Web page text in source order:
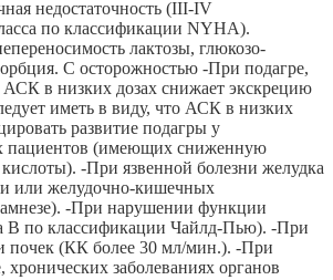
недостаточность (III-IV
по классификации NYHA).
лактозы, глюкозо-
С осторожностью -При подагре,
в низких дозах снижает экскрецию
иметь в виду, что АСК в низких
развитие подагры у
пациентов (имеющих сниженную
-При язвенной болезни желудка
или желудочно-кишечных
-При нарушении функции
В по классификации Чайлд-Пью). -При
почек (КК более 30 мл/мин.). -При
хронических заболеваниях органов